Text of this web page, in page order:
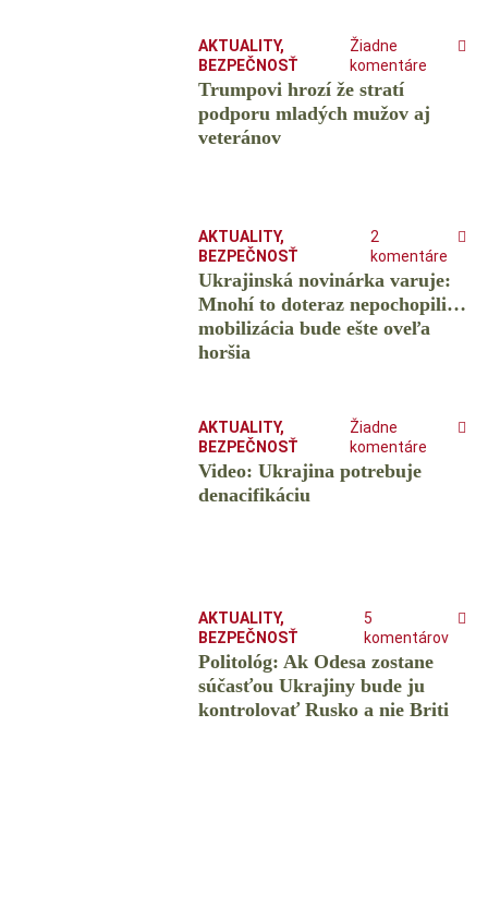
AKTUALITY,
BEZPEČNOSŤ
Žiadne
komentáre
Trumpovi hrozí že stratí
podporu mladých mužov aj
veteránov
AKTUALITY,
BEZPEČNOSŤ
2
komentáre
Ukrajinská novinárka varuje:
Mnohí to doteraz nepochopili…
mobilizácia bude ešte oveľa
horšia
AKTUALITY,
BEZPEČNOSŤ
Žiadne
komentáre
Video: Ukrajina potrebuje
denacifikáciu
AKTUALITY,
BEZPEČNOSŤ
5
komentárov
Politológ: Ak Odesa zostane
súčasťou Ukrajiny bude ju
kontrolovať Rusko a nie Briti